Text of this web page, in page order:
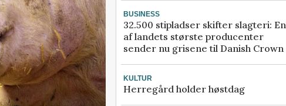
BUSINESS
32.500 stipladser skifter slagteri: En
af landets største producenter
sender nu grisene til Danish Crown
KULTUR
Herregård holder høstdag